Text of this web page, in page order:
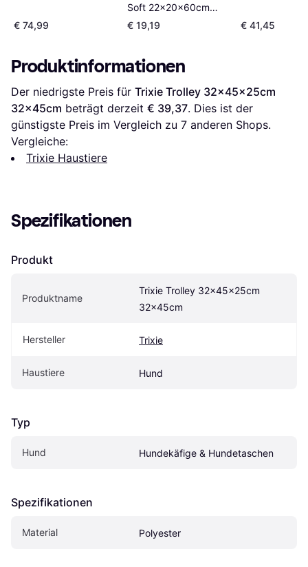
€ 74,99
Soft 22x20x60cm
20x60cm
€ 19,19 € 41,45
Produktinformationen
Der niedrigste Preis für Trixie Trolley 32x45x25cm
32x45cm beträgt derzeit € 39,37. Dies ist der
günstigste Preis im Vergleich zu 7 anderen Shops.
Vergleiche:
Trixie Haustiere
Spezifikationen
Produkt
Produktname
Trixie Trolley 32x45x25cm
32x45cm
Hersteller Trixie
Haustiere Hund
Typ
Hund Hundekäfige & Hundetaschen
Spezifikationen
Material Polyester